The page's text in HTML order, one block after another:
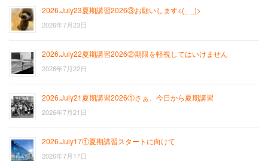
2026.July23夏期講習2026③お願いします<(_ _)>
2026年7月23日
2026.July22夏期講習2026②期限を軽視してはいけません
2026年7月22日
2026.July21夏期講習2026①さぁ、今日から夏期講習
2026年7月21日
2026.July17①夏期講習スタートに向けて
2026年7月17日